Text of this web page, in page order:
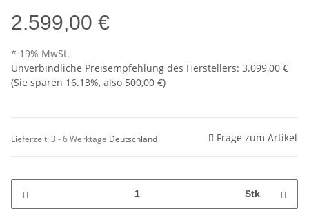
2.599,00 €
* 19% MwSt.
Unverbindliche Preisempfehlung des Herstellers: 3.099,00 €
(Sie sparen 16.13%, also 500,00 €)
Lieferzeit:3 - 6 Werktage Deutschland Frage zum Artikel
Stk